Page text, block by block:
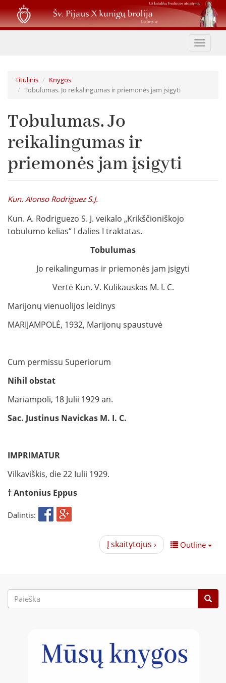
Pereiti
į
pagrindinį
Toggle
Titulinis
Knygos
Tobulumas. Jo reikalingumas ir priemonės jam įsigyti
Tobulumas. Jo
reikalingumas ir
priemonės jam įsigyti
Kun. Alonso Rodriguez S.J.
Kun. A. Rodriguezo S. J. veikalo „Krikščioniškojo
tobulumo kelias“ I dalies I traktatas.
Tobulumas
Jo reikalingumas ir priemonės jam įsigyti
Vertė Kun. V. Kulikauskas M. I. C.
Marijonų vienuolijos leidinys
MARIJAMPOLĖ, 1932, Marijonų spaustuvė
Cum permissu Superiorum
Nihil obstat
Mariampoli, 18 Julii 1929 an.
Sac. Justinus Navickas M. I. C.
IMPRIMATUR
Vilkaviškis, die 22 Iulii 1929.
† Antonius Eppus
Dalintis:
Outline
Į skaitytojus ›
Paieškos